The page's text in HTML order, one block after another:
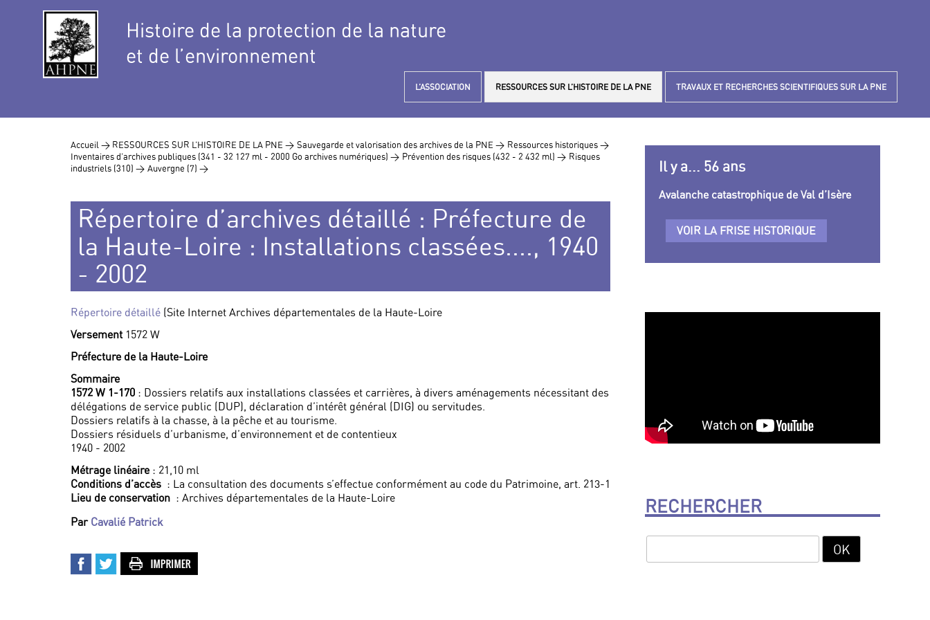
Histoire de la protection de la nature
et de l’environnement
L’ASSOCIATION RESSOURCES SUR L’HISTOIRE DE LA PNE TRAVAUX ET RECHERCHES SCIENTIFIQUES SUR LA PNE
Accueil > RESSOURCES SUR L’HISTOIRE DE LA PNE > Sauvegarde et valorisation des archives de la PNE > Ressources historiques >
Inventaires d’archives publiques (341 - 32 127 ml - 2000 Go archives numériques) > Prévention des risques (432 - 2 432 ml) > Risques
industriels (310) > Auvergne (7) >
Répertoire d’archives détaillé : Préfecture de
la Haute-Loire : Installations classées...., 1940
- 2002
Répertoire détaillé (Site Internet Archives départementales de la Haute-Loire
Versement 1572 W
Préfecture de la Haute-Loire
Sommaire
1572 W 1-170 : Dossiers relatifs aux installations classées et carrières, à divers aménagements nécessitant des
délégations de service public (DUP), déclaration d’intérêt général (DIG) ou servitudes.
Dossiers relatifs à la chasse, à la pêche et au tourisme.
Dossiers résiduels d’urbanisme, d’environnement et de contentieux
1940 - 2002
Métrage linéaire: 21,10 ml
Conditions d’accès : La consultation des documents s’effectue conformément au code du Patrimoine, art. 213-1
Lieu de conservation : Archives départementales de la Haute-Loire
Par Cavalié Patrick
Il y a... 56 ans
Avalanche catastrophique de Val d’Isère
VOIR LA FRISE HISTORIQUE
RECHERCHER